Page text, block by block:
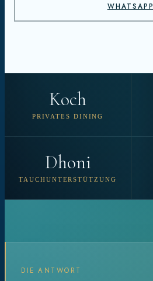
WHATSAPP
Koch
PRIVATES DINING
Dhoni
TAUCHUNTERSTÜTZUNG
DIE ANTWORT